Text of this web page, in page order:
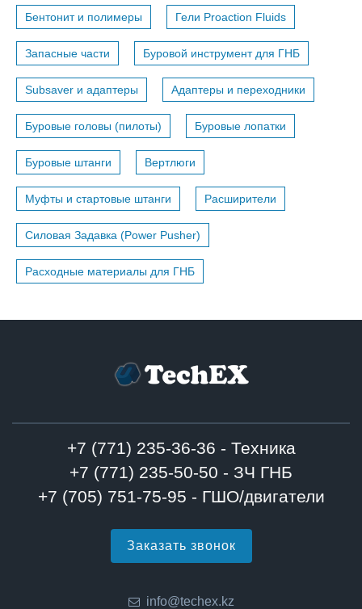
Бентонит и полимеры Гели Proaction Fluids
Запасные части Буровой инструмент для ГНБ
Subsaver и адаптеры Адаптеры и переходники
Буровые головы (пилоты) Буровые лопатки
Буровые штанги Вертлюги
Муфты и стартовые штанги Расширители
Силовая Задавка (Power Pusher)
Расходные материалы для ГНБ
+7 (771) 235-36-36 - Техника
+7 (771) 235-50-50 - ЗЧ ГНБ
+7 (705) 751-75-95 - ГШО/двигатели
Заказать звонок
info@techex.kz